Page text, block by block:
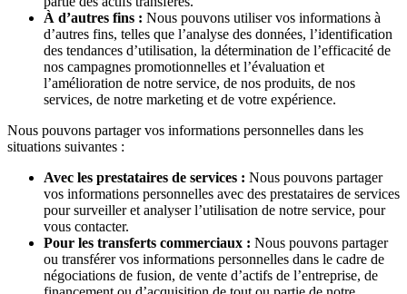
À d’autres fins : Nous pouvons utiliser vos informations à
d’autres fins, telles que l’analyse des données, l’identification
des tendances d’utilisation, la détermination de l’efficacité de
nos campagnes promotionnelles et l’évaluation et
l’amélioration de notre service, de nos produits, de nos
services, de notre marketing et de votre expérience.
Nous pouvons partager vos informations personnelles dans les
situations suivantes :
Avec les prestataires de services : Nous pouvons partager
vos informations personnelles avec des prestataires de services
pour surveiller et analyser l’utilisation de notre service, pour
vous contacter.
Pour les transferts commerciaux : Nous pouvons partager
ou transférer vos informations personnelles dans le cadre de
négociations de fusion, de vente d’actifs de l’entreprise, de